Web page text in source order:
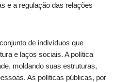
e a regulação das relações
de indivíduos que
e laços sociais. A política
moldando suas estruturas,
As políticas públicas, por